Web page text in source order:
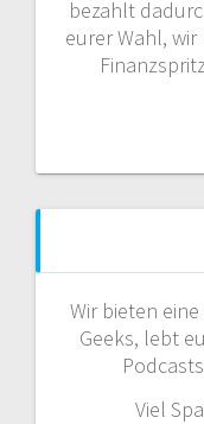
bezahlt
eurer Wahl,
Wir bieten
Geeks, lebt
Viel